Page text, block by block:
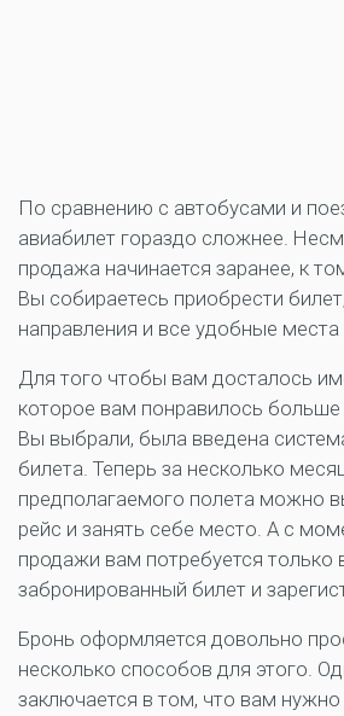
По сравнению с автобусами и
авиабилет гораздо сложнее.
продажа начинается заранее, к
Вы собираетесь приобрести
направления и все удобные
Для того чтобы вам досталось
которое вам понравилось больше
Вы выбрали, была введена
билета. Теперь за несколько
предполагаемого полета можно
рейс и занять себе место. А с
продажи вам потребуется только
забронированный билет и
Бронь оформляется довольно
несколько способов для этого.
заключается в том, что вам нужно